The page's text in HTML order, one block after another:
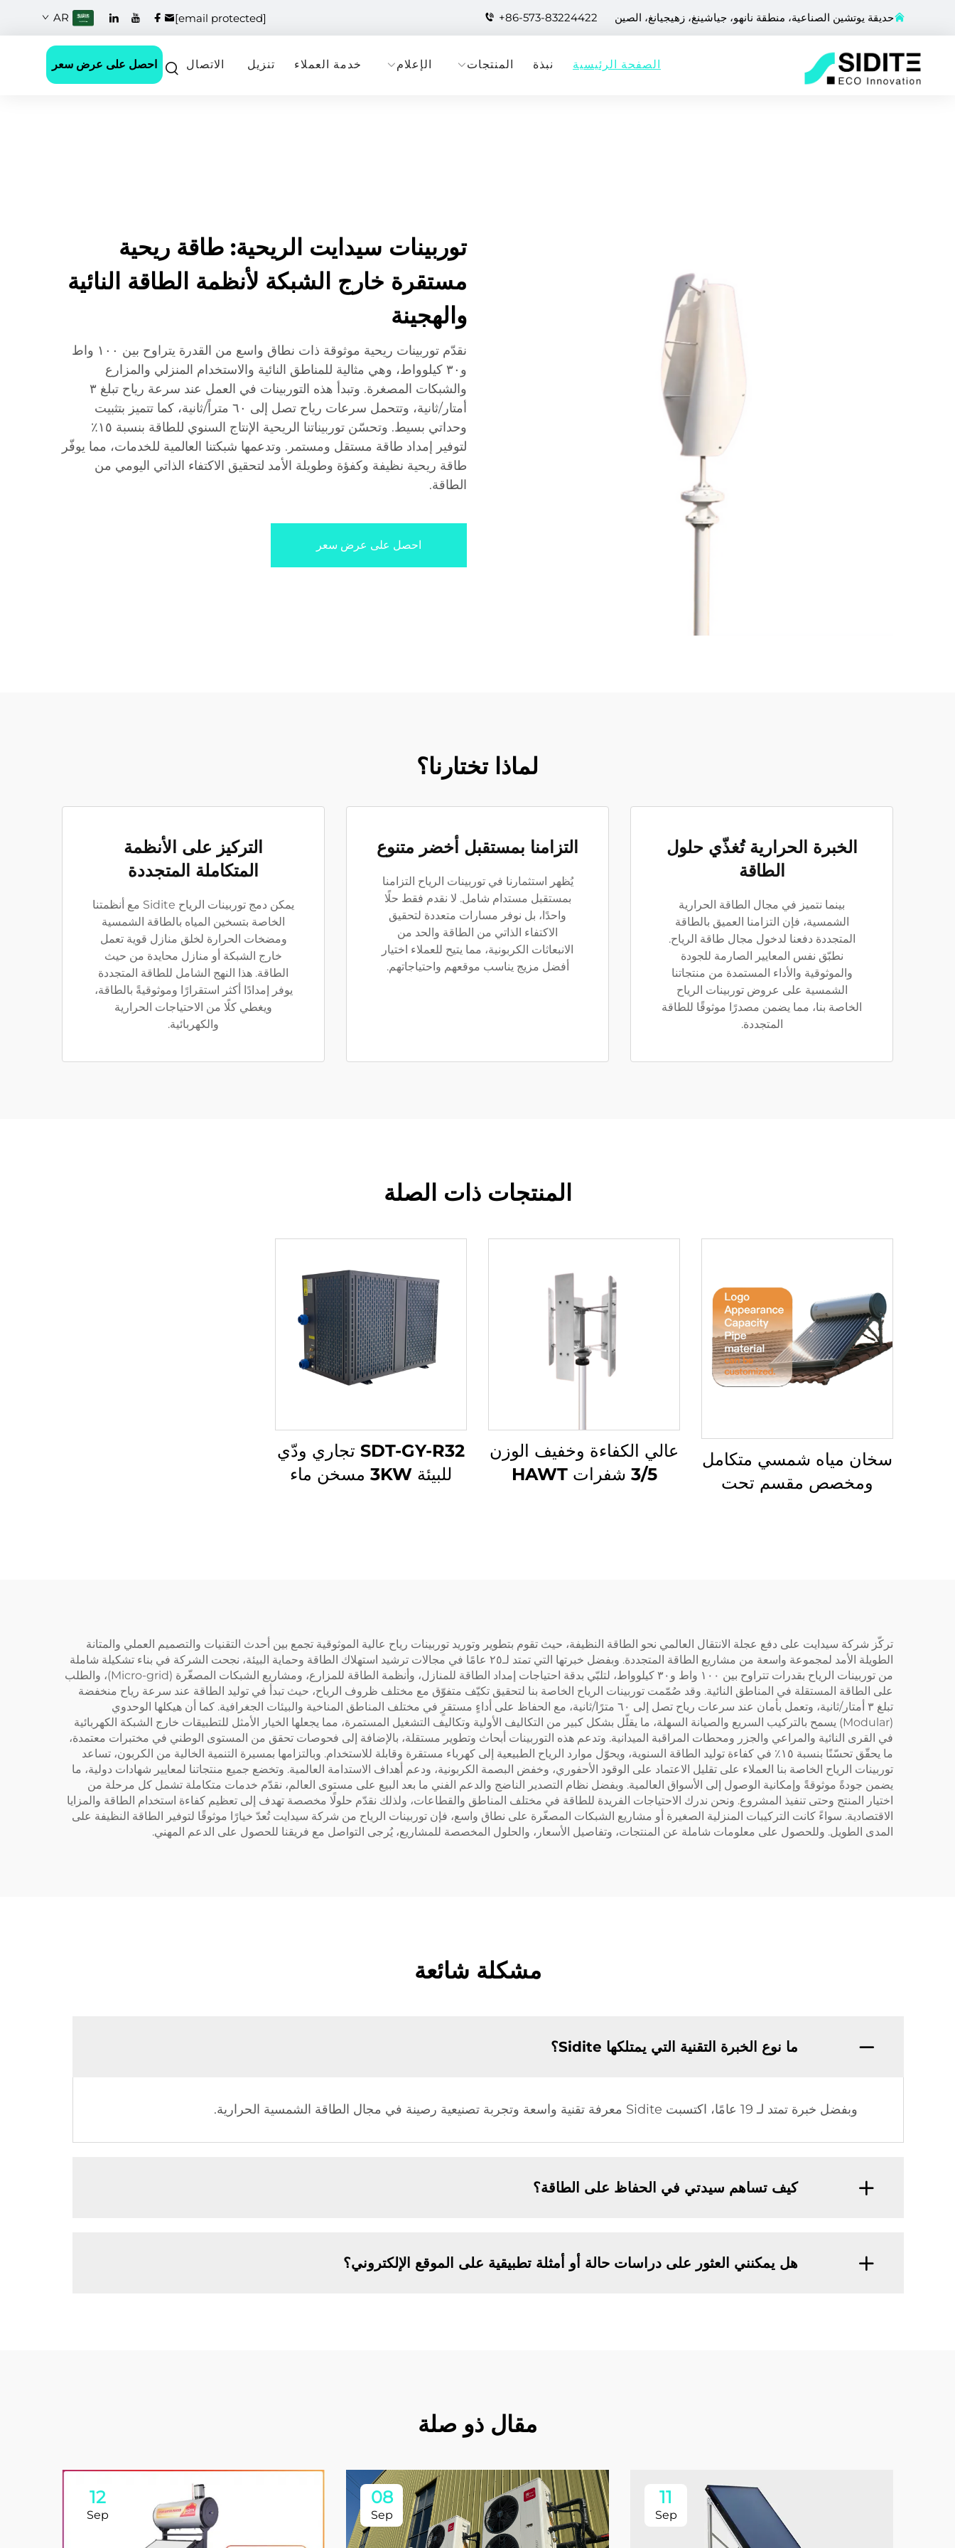
حديقة يوتشين الصناعية، منطقة نانهو، جياشينغ، زهيجيانغ، الصين +86-573-83224422
[email protected]
AR
الصفحة الرئيسية نبذة المنتجات الإعلام خدمة العملاء تنزيل الاتصال احصل على عرض سعر
توربينات سيدايت الريحية: طاقة ريحية
مستقرة خارج الشبكة لأنظمة الطاقة النائية
والهجينة
نقدّم توربينات ريحية موثوقة ذات نطاق واسع من القدرة يتراوح بين ١٠٠ واط
و٣٠ كيلوواط، وهي مثالية للمناطق النائية والاستخدام المنزلي والمزارع
والشبكات المصغرة. وتبدأ هذه التوربينات في العمل عند سرعة رياح تبلغ ٣
أمتار/ثانية، وتتحمل سرعات رياح تصل إلى ٦٠ متراً/ثانية، كما تتميز بتثبيت
وحداتي بسيط. وتحسّن توربيناتنا الريحية الإنتاج السنوي للطاقة بنسبة ١٥٪
لتوفير إمداد طاقة مستقل ومستمر. وتدعمها شبكتنا العالمية للخدمات، مما يوفّر
طاقة ريحية نظيفة وكفؤة وطويلة الأمد لتحقيق الاكتفاء الذاتي اليومي من
الطاقة.
احصل على عرض سعر
لماذا تختارنا؟
الخبرة الحرارية تُغذّي حلول
الطاقة
بينما نتميز في مجال الطاقة الحرارية
الشمسية، فإن التزامنا العميق بالطاقة
المتجددة دفعنا لدخول مجال طاقة الرياح.
نطبّق نفس المعايير الصارمة للجودة
والموثوقية والأداء المستمدة من منتجاتنا
الشمسية على عروض توربينات الرياح
الخاصة بنا، مما يضمن مصدرًا موثوقًا للطاقة
المتجددة.
التزامنا بمستقبل أخضر متنوع
يُظهر استثمارنا في توربينات الرياح التزامنا
بمستقبل مستدام شامل. لا نقدم فقط حلًا
واحدًا، بل نوفر مسارات متعددة لتحقيق
الاكتفاء الذاتي من الطاقة والحد من
الانبعاثات الكربونية، مما يتيح للعملاء اختيار
أفضل مزيج يناسب موقعهم واحتياجاتهم.
التركيز على الأنظمة
المتكاملة المتجددة
يمكن دمج توربينات الرياح Sidite مع أنظمتنا
الخاصة بتسخين المياه بالطاقة الشمسية
ومضخات الحرارة لخلق منازل قوية تعمل
خارج الشبكة أو منازل محايدة من حيث
الطاقة. هذا النهج الشامل للطاقة المتجددة
يوفر إمدادًا أكثر استقرارًا وموثوقيةً بالطاقة،
ويغطي كلًا من الاحتياجات الحرارية
والكهربائية.
المنتجات ذات الصلة
سخان مياه شمسي متكامل
ومخصص مقسم تحت
عالي الكفاءة وخفيف الوزن
3/5 شفرات HAWT
SDT-GY-R32 تجاري ودّي
للبيئة 3KW مسخن ماء
تركّز شركة سيدايت على دفع عجلة الانتقال العالمي نحو الطاقة النظيفة، حيث تقوم بتطوير وتوريد توربينات رياح عالية الموثوقية تجمع بين أحدث التقنيات والتصميم العملي والمتانة
الطويلة الأمد لمجموعة واسعة من مشاريع الطاقة المتجددة. وبفضل خبرتها التي تمتد لـ٢٥ عامًا في مجالات ترشيد استهلاك الطاقة وحماية البيئة، نجحت الشركة في بناء تشكيلة شاملة
من توربينات الرياح بقدرات تتراوح بين ١٠٠ واط و٣٠ كيلوواط، لتلبّي بدقة احتياجات إمداد الطاقة للمنازل، وأنظمة الطاقة للمزارع، ومشاريع الشبكات المصغّرة (Micro-grid)، والطلب
على الطاقة المستقلة في المناطق النائية. وقد صُمّمت توربينات الرياح الخاصة بنا لتحقيق تكيّف متفوّق مع مختلف ظروف الرياح، حيث تبدأ في توليد الطاقة عند سرعة رياح منخفضة
تبلغ ٣ أمتار/ثانية، وتعمل بأمان عند سرعات رياح تصل إلى ٦٠ مترًا/ثانية، مع الحفاظ على أداءٍ مستقرٍ في مختلف المناطق المناخية والبيئات الجغرافية. كما أن هيكلها الوحدوي
(Modular) يسمح بالتركيب السريع والصيانة السهلة، ما يقلّل بشكل كبير من التكاليف الأولية وتكاليف التشغيل المستمرة، مما يجعلها الخيار الأمثل للتطبيقات خارج الشبكة الكهربائية
في القرى النائية والمراعي والجزر ومحطات المراقبة الميدانية. وتدعم هذه التوربينات أبحاث وتطوير مستقلة، بالإضافة إلى فحوصات تحقق من المستوى الوطني في مختبرات معتمدة،
ما يحقّق تحسّنًا بنسبة ١٥٪ في كفاءة توليد الطاقة السنوية، ويحوّل موارد الرياح الطبيعية إلى كهرباء مستقرة وقابلة للاستخدام. وبالتزامها بمسيرة التنمية الخالية من الكربون، تساعد
توربينات الرياح الخاصة بنا العملاء على تقليل الاعتماد على الوقود الأحفوري، وخفض البصمة الكربونية، ودعم أهداف الاستدامة العالمية. وتخضع جميع منتجاتنا لمعايير شهادات دولية، ما
يضمن جودةً موثوقةً وإمكانية الوصول إلى الأسواق العالمية. وبفضل نظام التصدير الناضج والدعم الفني ما بعد البيع على مستوى العالم، نقدّم خدمات متكاملة تشمل كل مرحلة من
اختيار المنتج وحتى تنفيذ المشروع. ونحن ندرك الاحتياجات الفريدة للطاقة في مختلف المناطق والقطاعات، ولذلك نقدّم حلولًا مخصصة تهدف إلى تعظيم كفاءة استخدام الطاقة والمزايا
الاقتصادية. سواءً كانت التركيبات المنزلية الصغيرة أو مشاريع الشبكات المصغّرة على نطاق واسع، فإن توربينات الرياح من شركة سيدايت تُعدّ خيارًا موثوقًا لتوفير الطاقة النظيفة على
المدى الطويل. وللحصول على معلومات شاملة عن المنتجات، وتفاصيل الأسعار، والحلول المخصصة للمشاريع، يُرجى التواصل مع فريقنا للحصول على الدعم المهني.
مشكلة شائعة
ما نوع الخبرة التقنية التي يمتلكها Sidite؟
وبفضل خبرة تمتد لـ 19 عامًا، اكتسبت Sidite معرفة تقنية واسعة وتجربة تصنيعية رصينة في مجال الطاقة الشمسية الحرارية.
كيف تساهم سيدتي في الحفاظ على الطاقة؟
هل يمكنني العثور على دراسات حالة أو أمثلة تطبيقية على الموقع الإلكتروني؟
مقال ذو صلة
11
Sep
08
Sep
12
Sep